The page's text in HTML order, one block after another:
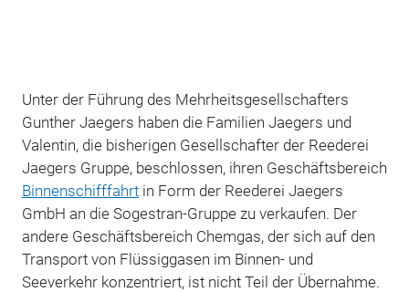
Unter der Führung des Mehrheitsgesellschafters
Gunther Jaegers haben die Familien Jaegers und
Valentin, die bisherigen Gesellschafter der Reederei
Jaegers Gruppe, beschlossen, ihren Geschäftsbereich
Binnenschifffahrtin Form der Reederei Jaegers
GmbH an die Sogestran-Gruppe zu verkaufen. Der
andere Geschäftsbereich Chemgas, der sich auf den
Transport von Flüssiggasen im Binnen- und
Seeverkehr konzentriert, ist nicht Teil der Übernahme.